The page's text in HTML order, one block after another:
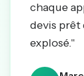
chaque
devis prêt
explosé."